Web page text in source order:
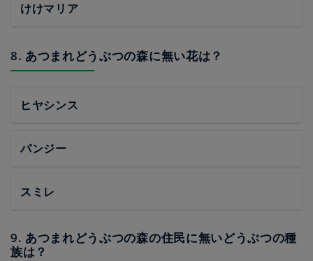
けけマリア
8. あつまれどうぶつの森に無い花は？
ヒヤシンス
パンジー
スミレ
9. あつまれどうぶつの森の住民に無いどうぶつの種
族は？